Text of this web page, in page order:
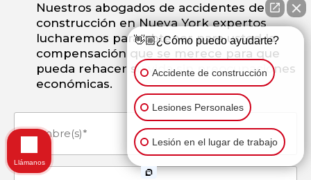
Nuestros abogados de accidentes de
construcción en Nueva York expertos
lucharemos para obtener para usted la
compensación que se merece para que
pueda rehacer su vida sin preocupaciones
económicas.
Nombre(s)
(Obligatorio)
👋🏼¿Cómo puedo ayudarte?
Accidente de construcción
Lesiones Personales
Lesión en el lugar de trabajo
Llámanos